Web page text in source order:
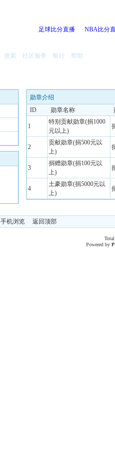
足球比分直播 NBA比分
搜索 社区服务 银行 帮助
勋章介绍
ID
勋章名称
1
特别贡献勋章(捐1000
元以上)
2
贡献勋章(捐500元以
上)
3
捐赠勋章(捐100元以
上)
4
土豪勋章(捐5000元以
上)
手机浏览 返回顶部
Powered by